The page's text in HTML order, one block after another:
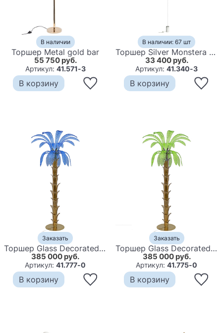
В наличии
Торшер Metal gold bar
55 750 руб.
Артикул: 41.571-3
В корзину
В наличии: 67 шт
Торшер Silver Monstera Leaf
33 400 руб.
Артикул:41.340-3
В корзину
Заказать
Торшер Glass Decorated Palm Floor Lamp Blue Листья Пальмы
385 000 руб.
Артикул:41.777-0
В корзину
Заказать
Торшер Glass Decorated Palm Floor Lamp Green Листья Пальмы
385 000 руб.
Артикул:41.775-0
В корзину